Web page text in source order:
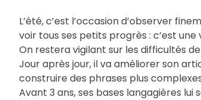
L’été, c’est l’occasion d’observer
voir tous ses petits progrès : c’est
On restera vigilant sur les difficultés de
Jour après jour, il va améliorer son
construire des phrases plus
Avant 3 ans, ses bases langagières